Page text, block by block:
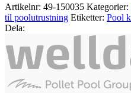
Artikelnr: 49-150035 Kategorier:
til poolutrustning Etiketter: Pool
Dela: